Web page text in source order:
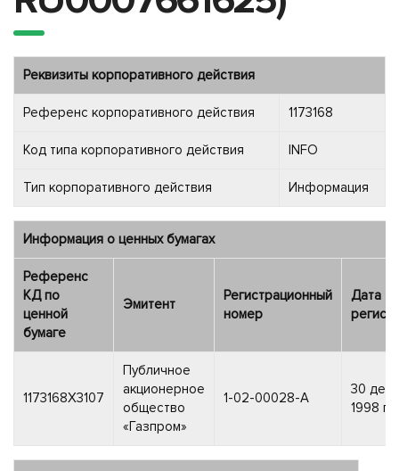
Реквизиты корпоративного действия
Референс корпоративного действия 1173168
Код типа корпоративного действия INFO
Тип корпоративного действия Информация
Информация о ценных бумагах
Референс
КД по
ценной
бумаге
Эмитент
Регистрационный
номер
Дата
1173168X3107
Публичное
акционерное
общество
«Газпром»
1-02-00028-A
30
1998 г.